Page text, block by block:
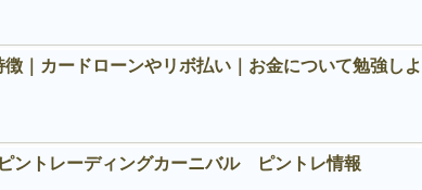
徴｜カードローンやリボ払い｜お金について勉強しよ
ントレーディングカーニバル ピントレ情報